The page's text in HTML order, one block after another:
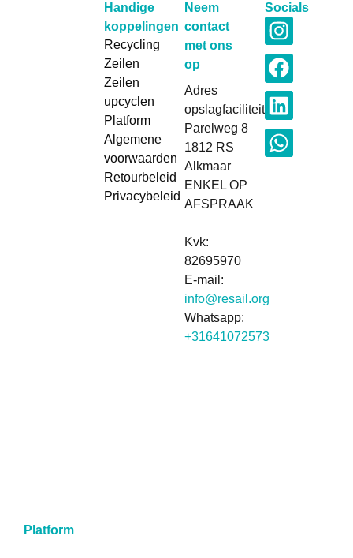
Handige
koppelingen
Recycling
Zeilen
Zeilen
upcyclen
Platform
Algemene
voorwaarden
Retourbeleid
Privacybeleid
Neem
contact
met ons
op
Adres
opslagfaciliteiten:
Parelweg 8
1812 RS
Alkmaar
ENKEL OP
AFSPRAAK
Kvk:
82695970
E-mail:
info@resail.org
Whatsapp:
+31641072573
Socials
Platform